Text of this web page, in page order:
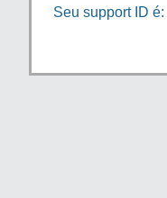
Seu support ID é: